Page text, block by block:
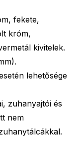
fekete,
króm,
kivitelek.
lehetősége
zuhanyajtói és
nem